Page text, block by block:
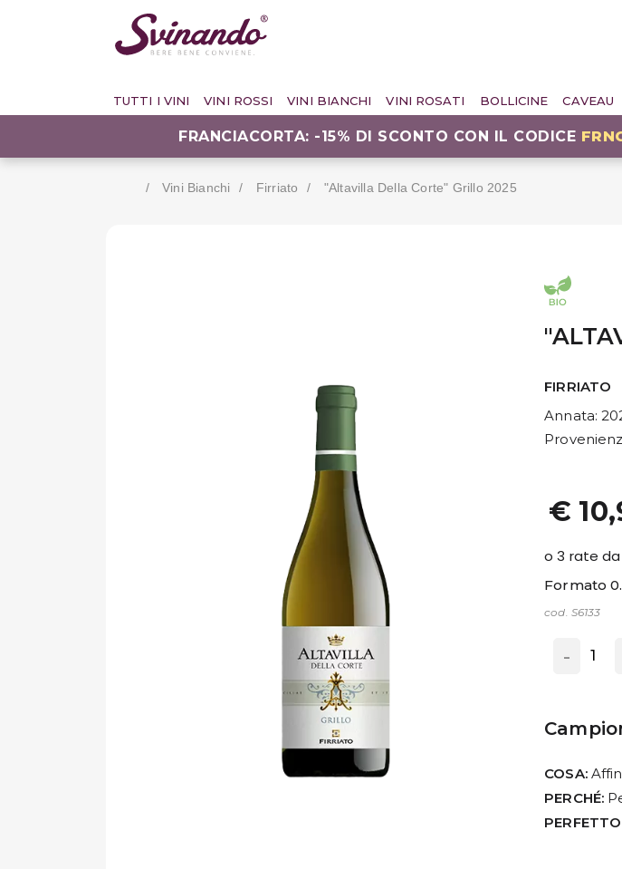
TUTTI I VINI VINI ROSSI VINI BIANCHI VINI ROSATI BOLLICINE CAVEAU
FRANCIACORTA: -15% DI SCONTO CON IL CODICE
Vini Bianchi Firriato "altavilla Della Corte" Grillo 2025
FIRRIATO
Annata:
€
Formato
cod. S6133
-
COSA:
PERCHÉ: